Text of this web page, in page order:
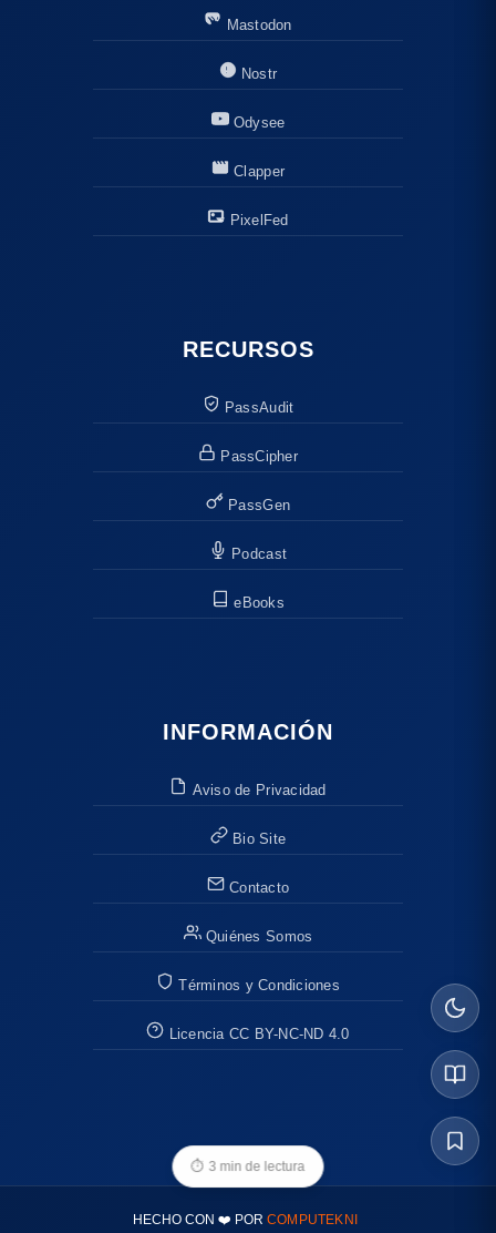
Mastodon
Nostr
Odysee
Clapper
PixelFed
RECURSOS
PassAudit
PassCipher
PassGen
Podcast
eBooks
INFORMACIÓN
Aviso de Privacidad
Bio Site
Contacto
Quiénes Somos
Términos y Condiciones
Licencia CC BY-NC-ND 4.0
HECHO CON ❤️ POR COMPUTEKNI
⏱ 3 min de lectura